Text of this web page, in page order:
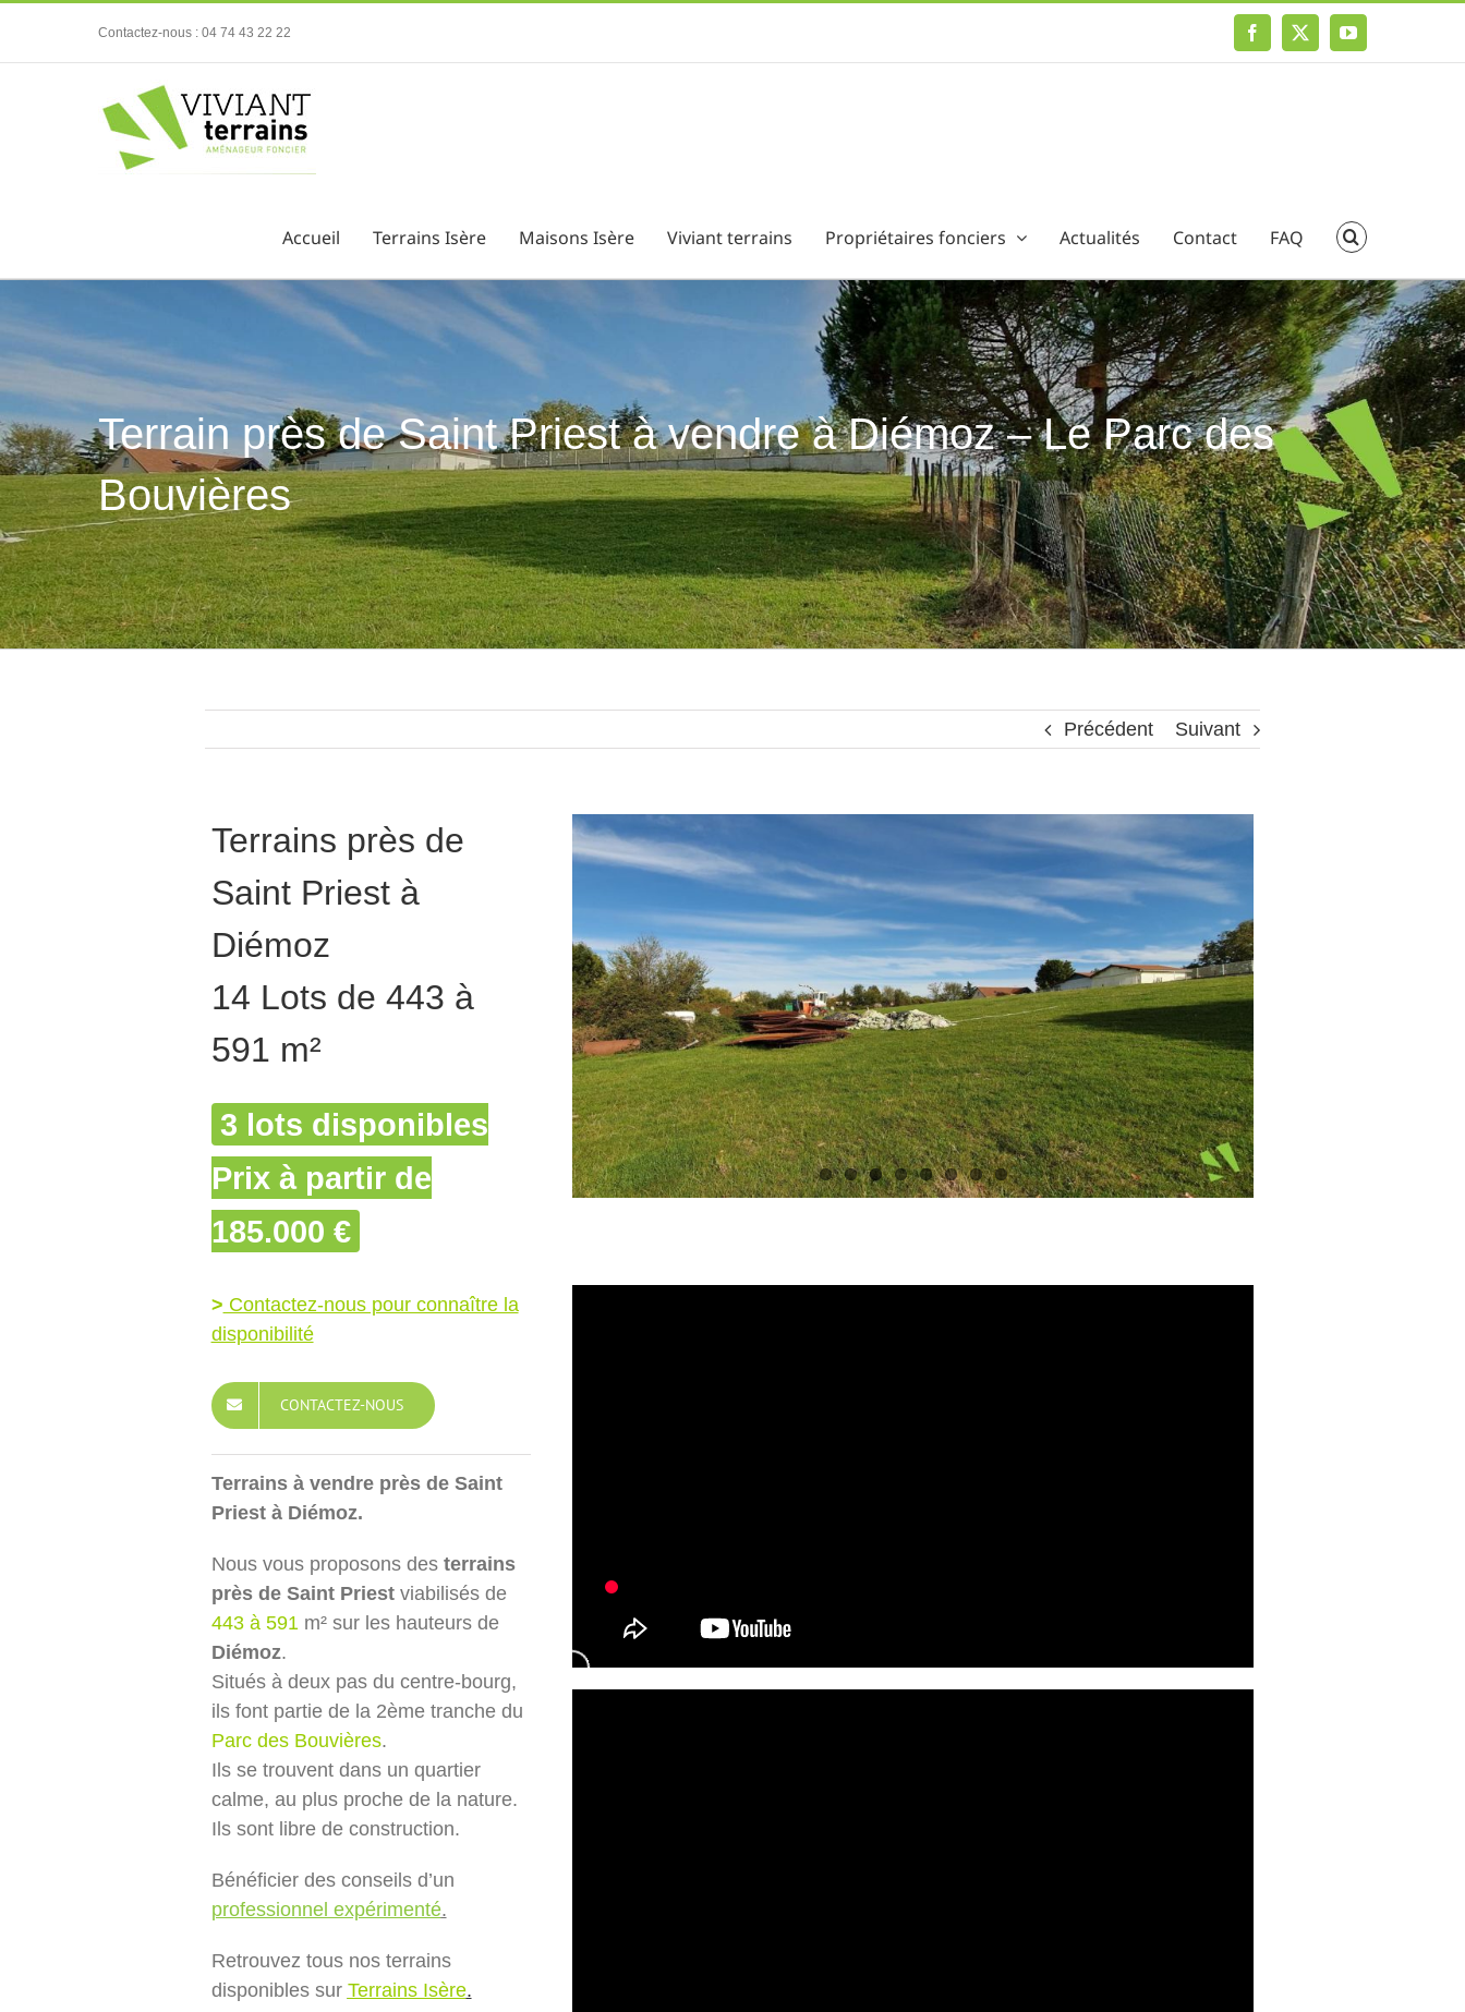
Contactez-nous : 04 74 43 22 22 Facebook
X YouTube
Accueil Terrains Isère Maisons Isère Viviant terrains Propriétaires fonciers Actualités Contact FAQ
Terrain près de Saint Priest à vendre à Diémoz – Le Parc des
Bouvières
Précédent Suivant
Terrains près de
Saint Priest à
Diémoz
14 Lots de 443 à
591 m²
3 lots disponibles
Prix à partir de
185.000 €
> Contactez-nous pour connaître la
disponibilité
CONTACTEZ-NOUS
Terrains à vendre près de Saint
Priest à Diémoz.
Nous vous proposons des terrains
près de Saint Priest viabilisés de
443 à 591 m² sur les hauteurs de
Diémoz.
Situés à deux pas du centre-bourg,
ils font partie de la 2ème tranche du
Parc des Bouvières.
Ils se trouvent dans un quartier
calme, au plus proche de la nature.
Ils sont libre de construction.
Bénéficier des conseils d’un
professionnel expérimenté.
Retrouvez tous nos terrains
disponibles sur Terrains Isère.